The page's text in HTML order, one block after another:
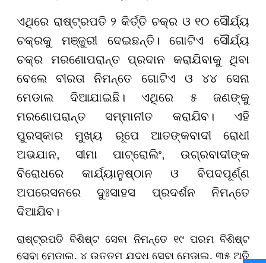
ଏଥିରେ ରାଷ୍ଟ୍ରପତି ୨ କିର୍ତ୍ତି ଚକ୍ର ଓ ୧୦ ସୌର୍ଯ୍ୟ
ଚକ୍ରକୁ ମଞ୍ଜୁରୀ ଦେଇଛନ୍ତି। ଗୋଟିଏ ସୌର୍ଯ୍ୟ
ଚକ୍ର ମରଣୋପରାନ୍ତ ପ୍ରଦାନ କରାଯିବାକୁ ଥିବା
ବେଲେ ବୀରତା ନିମନ୍ତେ ଗୋଟିଏ ଓ ୪୪ ସେନା
ମେଡାଲ ଦିଆଯାଇଛି। ଏଥିରେ ୫ ଜଣଙ୍କୁ
ମରଣୋପରାନ୍ତ ସମ୍ମାନୀତ କରାଯିବ। ଏହି
ପୁରସ୍କାର ମୁଖ୍ୟ ରୂପେ ଆତଙ୍କବାଦୀ ରୋଧୀ
ଅଭଯାନ, ସୀମା ପାଟ୍ରୋଲିଂ, ଉଗ୍ରବାଦୀଙ୍କ
ବିରୋଧରେ କାର୍ଯ୍ୟାନୁଷ୍ଠାନ ଓ ବିପଦପୂର୍ଣ୍ଣ
ଅପରେସନରେ ଦୁଃସାହସ ପ୍ରଦର୍ଶନ ନିମନ୍ତେ
ଦିଆଯିବ।
ରାଷ୍ଟ୍ରପତି ବିଶିଷ୍ଟ ସେବା ନିମନ୍ତେ ୧୯ ପରମ ବିଶିଷ୍ଟ
ସେବା ମେଡାଲ, ୪ ଉତ୍ତମ ଯୁଦ୍ଧ ସେବା ମେଡାଲ, ୩୫ ଅତି